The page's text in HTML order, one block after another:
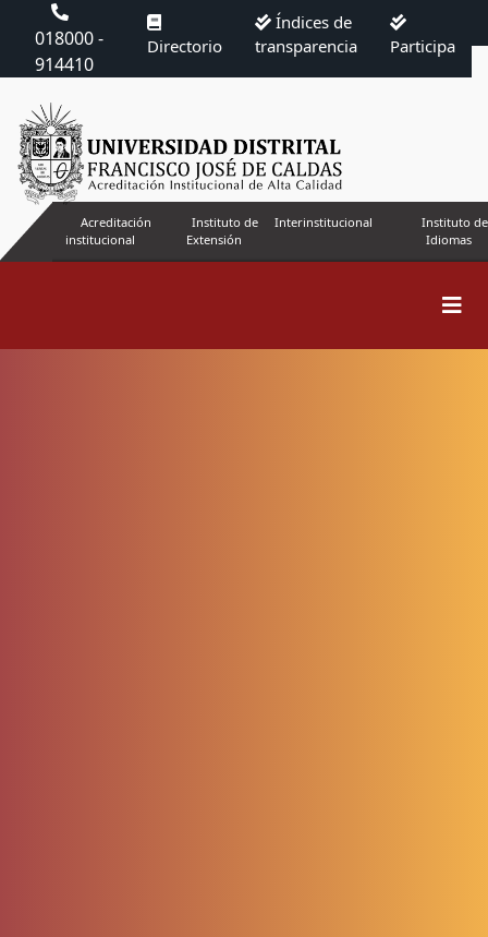
018000 -
914410
Directorio
Índices de
transparencia
Participa
Acreditación
institucional
Instituto de
Extensión
Interinstitucional
Instituto de
Idiomas